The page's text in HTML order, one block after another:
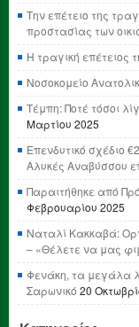
Την επέτειο της
προστασίας των
Η τραγική επέτειος
Νοσοκομείο
Τέμπη: Ποτέ τόσοι
Μαρτίου 2025
Επενδυτικό σχέδιο
Αλυκές Αναβύσσου
Παραιτήθηκε από
Φεβρουαρίου 2025
Ναταλί Κακκαβά:
– «Θέλετε να μας
Φενάκη, τα μεγάλα
Σαρωνικό 20